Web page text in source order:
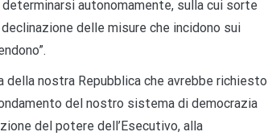
autonomamente, sulla cui sorte
delle misure che incidono sui
nostra Repubblica che avrebbe richiesto
del nostro sistema di democrazia
del potere dell’Esecutivo, alla